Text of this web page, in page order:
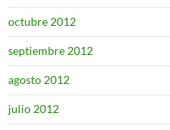
octubre 2012
septiembre 2012
agosto 2012
julio 2012